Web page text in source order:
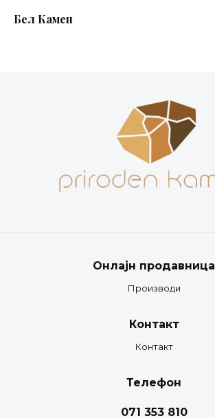
Бел Камен
Онлајн продавница
Производи
Контакт
Контакт
Телефон
071 353 810